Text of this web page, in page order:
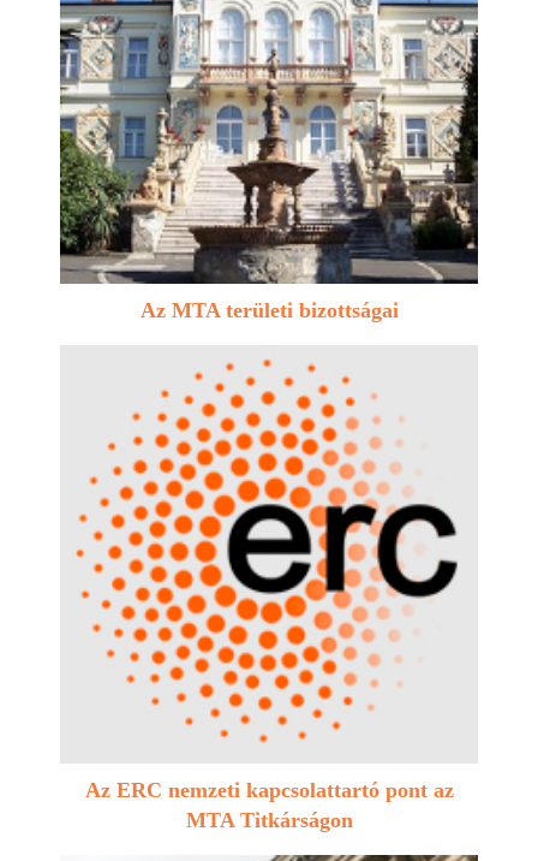
Az MTA területi bizottságai
Az ERC nemzeti kapcsolattartó pont az
MTA Titkárságon